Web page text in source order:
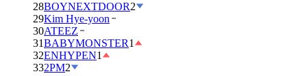
28BOYNEXTDOOR2
29Kim Hye-yoon
30ATEEZ
31BABYMONSTER1
32ENHYPEN1
332PM2